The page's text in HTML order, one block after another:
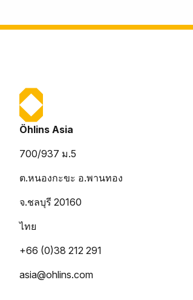
Öhlins Asia
700/937 ม.5
ต.หนองกะขะ อ.พานทอง
จ.ชลบุรี 20160
ไทย
+66 (0)38 212 291
asia@ohlins.com